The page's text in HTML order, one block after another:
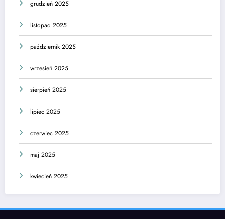
grudzień 2025
listopad 2025
październik 2025
wrzesień 2025
sierpień 2025
lipiec 2025
czerwiec 2025
maj 2025
kwiecień 2025